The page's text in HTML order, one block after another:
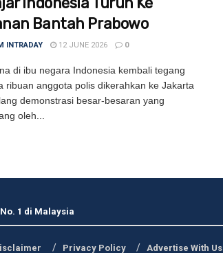
Bantah Prabowo
INTRADAY 12 JUNE 2026 0
di ibu negara Indonesia kembali tegang
ribuan anggota polis dikerahkan ke Jakarta
demonstrasi besar-besaran yang
oleh...
1 di Malaysia
Privacy Policy Advertise With Us